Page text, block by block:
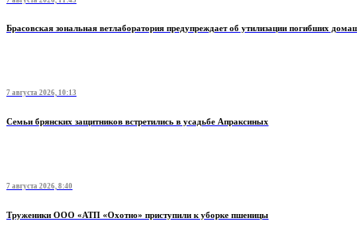
Брасовская зональная ветлаборатория предупреждает об утилизации погибших
7 августа 2026, 10:13
Семьи брянских защитников встретились в усадьбе Апраксиных
7 августа 2026, 8:40
Труженики ООО «АТП «Охотно» приступили к уборке пшеницы